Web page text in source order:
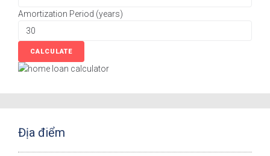
Amortization Period (years)
Địa điểm